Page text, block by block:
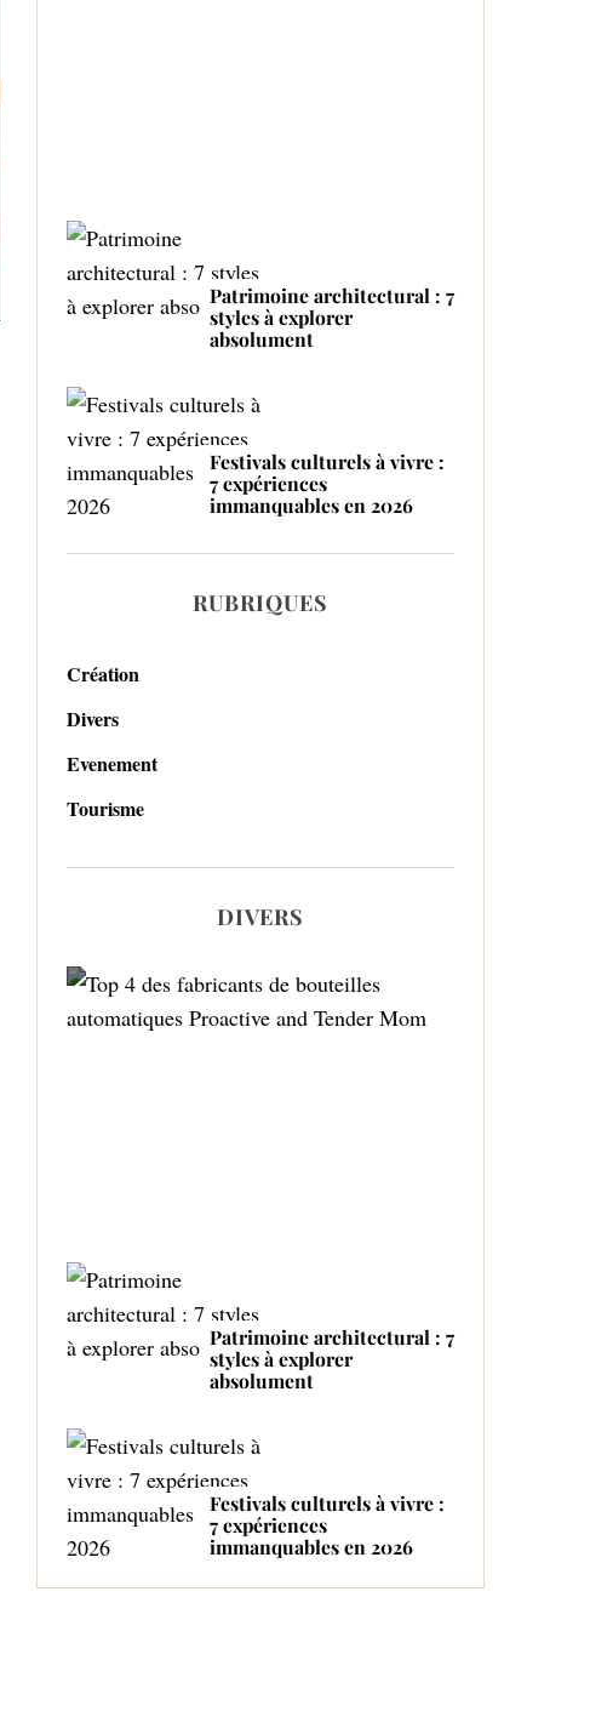
Patrimoine architectural : 7
styles à explorer
absolument
Festivals culturels à vivre :
7 expériences
immanquables en 2026
RUBRIQUES
Création
Divers
Evenement
Tourisme
DIVERS
Top 4 des fabricants de
Patrimoine architectural : 7
styles à explorer
absolument
Festivals culturels à vivre :
7 expériences
immanquables en 2026